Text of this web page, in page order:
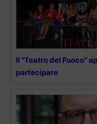
Il “Teatro del Fuoco”
partecipare